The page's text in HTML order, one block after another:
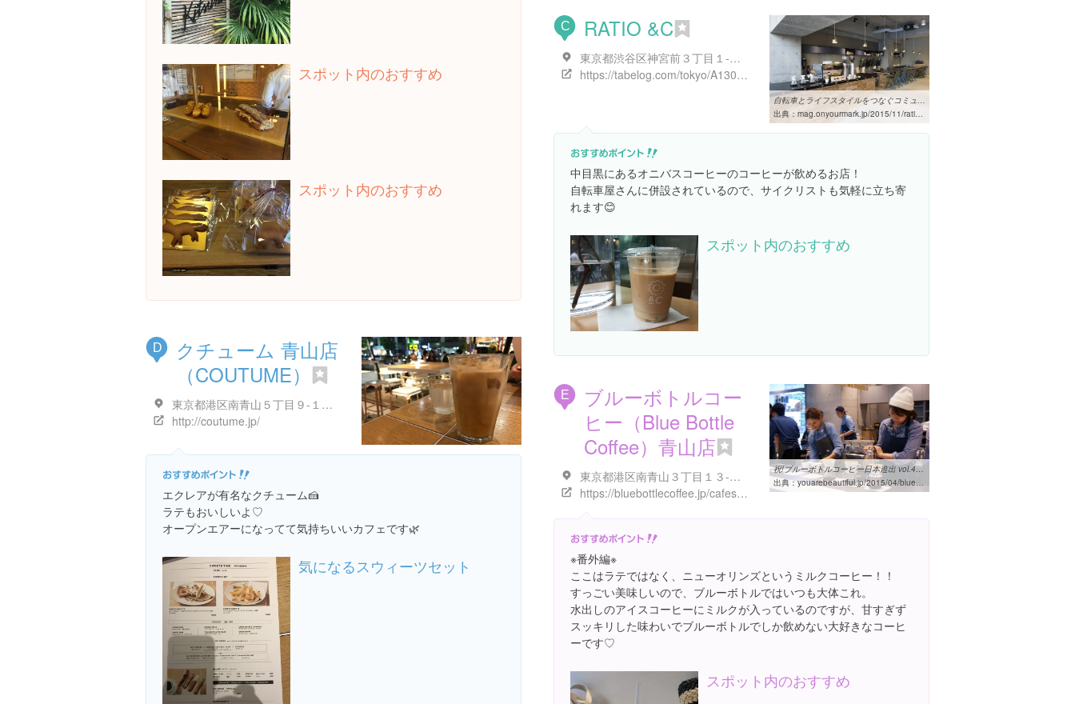
スポット内のおすすめ
スポット内のおすすめ
C RATIO &C
東京都渋谷区神宮前３丁目１-２６ 1F
https://tabelog.com/tokyo/A1306/A130603/13190226/
自転車とライフスタイルをつなぐコミュニティ＆スペースRATIO &Cが登場 ...
出典： mag.onyourmark.jp/2015/11/ratio/84513
中目黒にあるオニバスコーヒーのコーヒーが飲めるお店！
自転車屋さんに併設されているので、サイクリストも気軽に立ち寄
れます😊
スポット内のおすすめ
D
クチューム 青山店
（COUTUME）
東京都港区南青山５丁目９-１５ 1F
http://coutume.jp/
エクレアが有名なクチューム🍰
ラテもおいしいよ♡
オープンエアーになってて気持ちいいカフェです🌿
気になるスウィーツセット
E
ブルーボトルコー
ヒー（Blue Bottle
Coffee）青山店
東京都港区南青山３丁目１３-１４
https://bluebottlecoffee.jp/cafes/aoyama
祝!ブルーボトルコーヒー日本進出 vol.4 西海岸より美味しい?? 日本第2 ...
出典：youarebeautiful.jp/2015/04/bluebottlecoffee_aoyama
※番外編※
ここはラテではなく、ニューオリンズというミルクコーヒー！！
すっごい美味しいので、ブルーボトルではいつも大体これ。
水出しのアイスコーヒーにミルクが入っているのですが、甘すぎず
スッキリした味わいでブルーボトルでしか飲めない大好きなコーヒ
ーです♡
スポット内のおすすめ